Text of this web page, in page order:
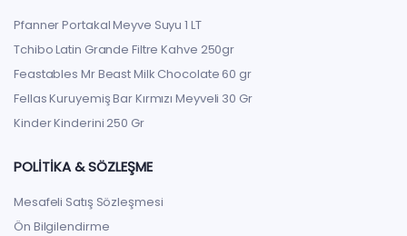
Pfanner Portakal Meyve Suyu 1 LT
Tchibo Latin Grande Filtre Kahve 250gr
Feastables Mr Beast Milk Chocolate 60 gr
Fellas Kuruyemiş Bar Kırmızı Meyveli 30 Gr
Kinder Kinderini 250 Gr
POLITIKA & SÖZLEŞME
Mesafeli Satış Sözleşmesi
Ön Bilgilendirme